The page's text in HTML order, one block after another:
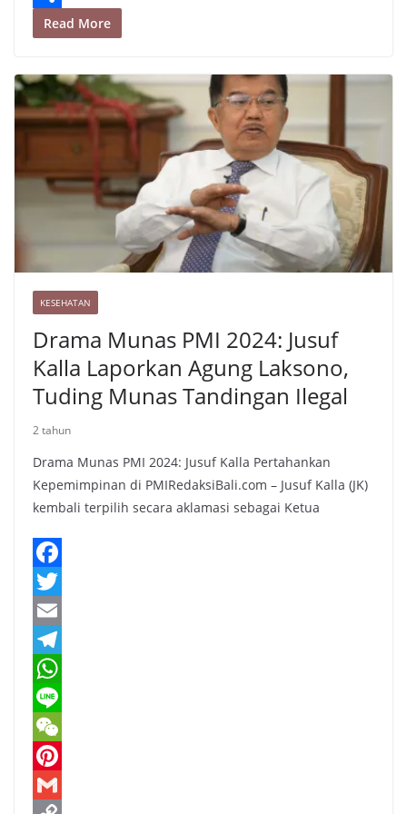
p
t
e
r
e
s
t
i
l
p
y
L
i
n
a
r
e
Read More
KESEHATAN
Drama Munas PMI 2024: Jusuf
Kalla Laporkan Agung Laksono,
Tuding Munas Tandingan Ilegal
2 tahun
Drama Munas PMI 2024: Jusuf Kalla Pertahankan
Kepemimpinan di PMIRedaksiBali.com – Jusuf Kalla (JK)
kembali terpilih secara aklamasi sebagai Ketua
F
a
c
e
b
o
o
k
T
w
t
t
e
r
E
m
a
T
e
e
g
W
h
a
t
L
n
W
eP